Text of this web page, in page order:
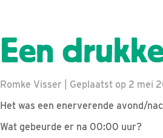
Een
Romke Visser | Geplaatst op 2 mei
Het was een enerverende avond/
Wat gebeurde er na 00:00 uur?